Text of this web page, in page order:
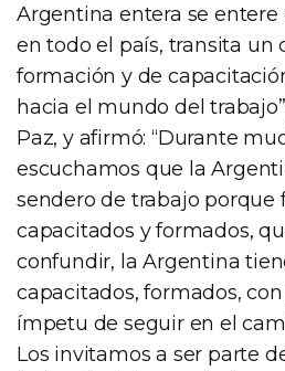
Argentina entera se
en todo el país, transita un
formación y de
hacia el mundo del
Paz, y afirmó: “Durante
escuchamos que la
sendero de trabajo porque
capacitados y formados,
confundir, la Argentina
capacitados, formados,
ímpetu de seguir en el
Los invitamos a ser parte